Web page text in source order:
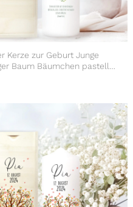
Kerze zur Geburt Junge
Baum Bäumchen pastell
und Spruch